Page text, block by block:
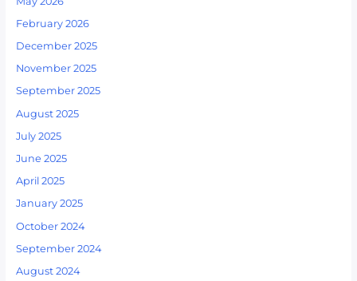
February 2026
December 2025
November 2025
September 2025
August 2025
July 2025
June 2025
April 2025
January 2025
October 2024
September 2024
August 2024